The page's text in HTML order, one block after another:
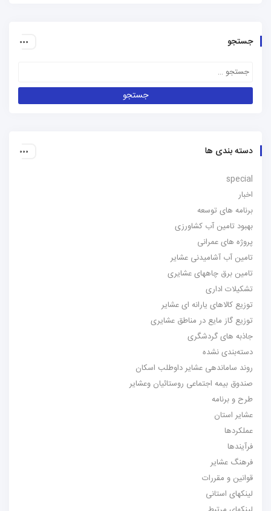
جستجو
دسته بندی ها
special
اخبار
برنامه های توسعه
بهبود تامین آب کشاورزی
پروژه های عمرانی
تامین آب آشامیدنی عشایر
تامین برق چاههای عشایری
تشکیلات اداری
توزیع کالاهای یارانه ای عشایر
توزیع گاز مایع در مناطق عشایری
جاذبه های گردشگری
دسته‌بندی نشده
روند ساماندهی عشایر داوطلب اسکان
صندوق بیمه اجتماعی روستائیان وعشایر
طرح و برنامه
عشایر استان
عملکردها
فرآیندها
فرهنگ عشایر
قوانین و مقررات
لینکهای استانی